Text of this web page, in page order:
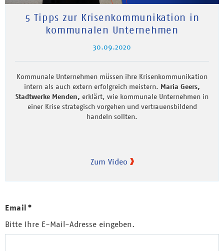
5 Tipps zur Krisenkommunikation in
kommunalen Unternehmen
30.09.2020
Kommunale Unternehmen müssen ihre Krisenkommunikation
intern als auch extern erfolgreich meistern. Maria Geers,
Stadtwerke Menden, erklärt, wie kommunale Unternehmen in
einer Krise strategisch vorgehen und vertrauensbildend
handeln sollten.
Zum Video
Email *
Bitte Ihre E-Mail-Adresse eingeben.